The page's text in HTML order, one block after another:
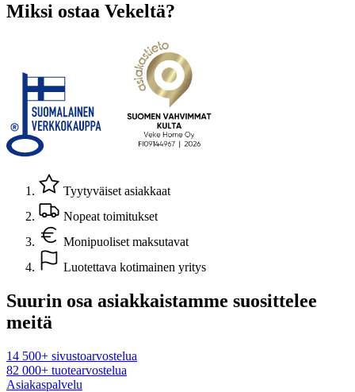
Miksi ostaa Vekeltä?
Tyytyväiset asiakkaat
Nopeat toimitukset
Monipuoliset maksutavat
Luotettava kotimainen yritys
Suurin osa asiakkaistamme suosittelee
meitä
14 500+ sivustoarvostelua
82 000+ tuotearvostelua
Asiakaspalvelu